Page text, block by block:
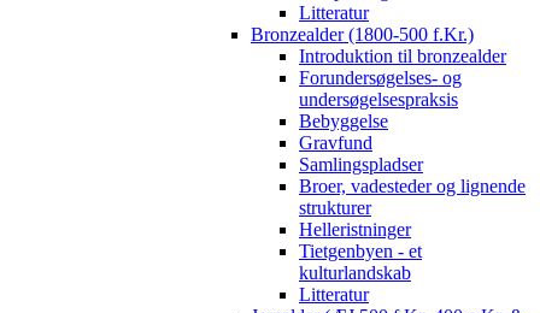
Litteratur
Bronzealder (1800-500 f.Kr.)
Introduktion til bronzealder
Forundersøgelses- og
undersøgelsespraksis
Bebyggelse
Gravfund
Samlingspladser
Broer, vadesteder og lignende
strukturer
Helleristninger
Tietgenbyen - et
kulturlandskab
Litteratur